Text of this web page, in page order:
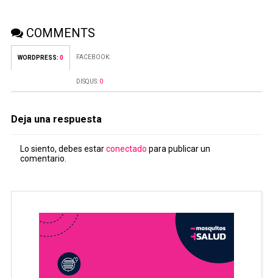
COMMENTS
WORDPRESS: 0 FACEBOOK:
DISQUS: 0
Deja una respuesta
Lo siento, debes estarconectado para publicar un
comentario.